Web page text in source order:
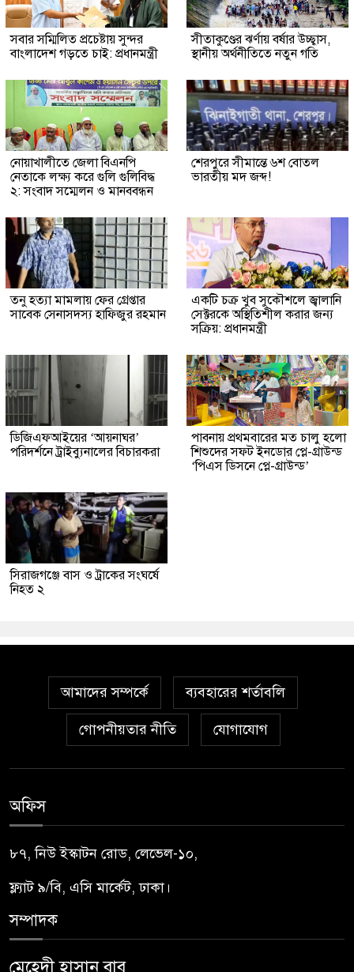
সবার সম্মিলিত প্রচেষ্টায় সুন্দর
বাংলাদেশ গড়তে চাই: প্রধানমন্ত্রী
সীতাকুণ্ডের ঝর্ণায় বর্ষার উচ্ছ্বাস,
স্থানীয় অর্থনীতিতে নতুন গতি
নোয়াখালীতে জেলা বিএনপি
নেতাকে লক্ষ্য করে গুলি গুলিবিদ্ধ
২: সংবাদ সম্মেলন ও মানববন্ধন
শেরপুরে সীমান্তে ৬শ বোতল
ভারতীয় মদ জব্দ!
তনু হত্যা মামলায় ফের গ্রেপ্তার
সাবেক সেনাসদস্য হাফিজুর রহমান
একটি চক্র খুব সুকৌশলে জ্বালানি
সেক্টরকে অস্থিতিশীল করার জন্য
সক্রিয়: প্রধানমন্ত্রী
ডিজিএফআইয়ের ‘আয়নাঘর’
পরিদর্শনে ট্রাইব্যুনালের বিচারকরা
পাবনায় প্রথমবারের মত চালু হলো
শিশুদের সফট ইনডোর প্লে-গ্রাউন্ড
‘পিএস ডিসনে প্লে-গ্রাউন্ড’
সিরাজগঞ্জে বাস ও ট্রাকের সংঘর্ষে
নিহত ২
আমাদের সম্পর্কে ব্যবহারের শর্তাবলি
গোপনীয়তার নীতি যোগাযোগ
অফিস
৮৭, নিউ ইস্কাটন রোড, লেভেল-১০,
ফ্ল্যাট ৯/বি, এসি মার্কেট, ঢাকা।
সম্পাদক
মেহেদী হাসান বাবু